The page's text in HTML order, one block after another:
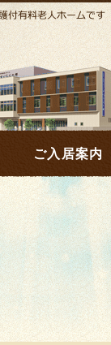
ご入居案内